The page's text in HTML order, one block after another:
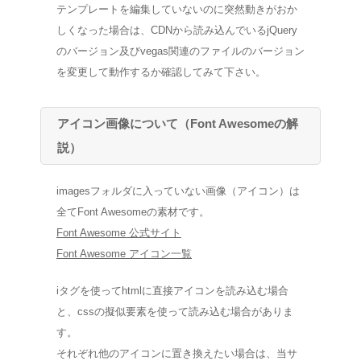
テンプレートを編集していないのに突然動きがおか
しくなった場合は、CDNから読み込んでいるjQuery
のバージョン及びvegas関連のファイルのバージョン
を変更して動作するか確認してみて下さい。
アイコン画像について（Font Awesomeの解
説）
imagesフォルダに入っていない画像（アイコン）は
全てFont Awesomeの素材です。
Font Awesome 公式サイト
Font Awesome アイコン一覧
iタグを使ってhtmlに直接アイコンを読み込む場合
と、cssの擬似要素を使って読み込む場合がありま
す。
それぞれ他のアイコンに置き換えたい場合は、当サ